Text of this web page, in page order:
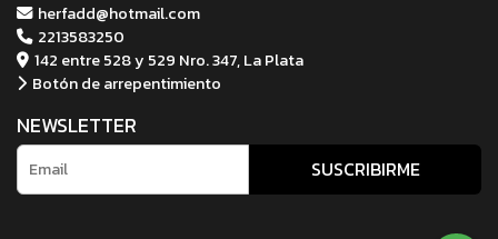
herfadd@hotmail.com
2213583250
142 entre 528 y 529 Nro. 347, La Plata
Botón de arrepentimiento
NEWSLETTER
SUSCRIBIRME